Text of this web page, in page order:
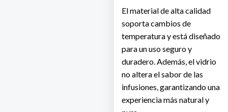
El material de alta calidad
soporta cambios de
temperatura y está diseñado
para un uso seguro y
duradero. Además, el vidrio
no altera el sabor de las
infusiones, garantizando una
experiencia más natural y